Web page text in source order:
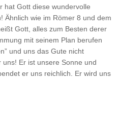
hat Gott diese wundervolle
Ähnlich wie im Römer 8 und dem
Gott, alles zum Besten derer
mit seinem Plan berufen
und uns das Gute nicht
Er ist unsere Sonne und
er uns reichlich. Er wird uns